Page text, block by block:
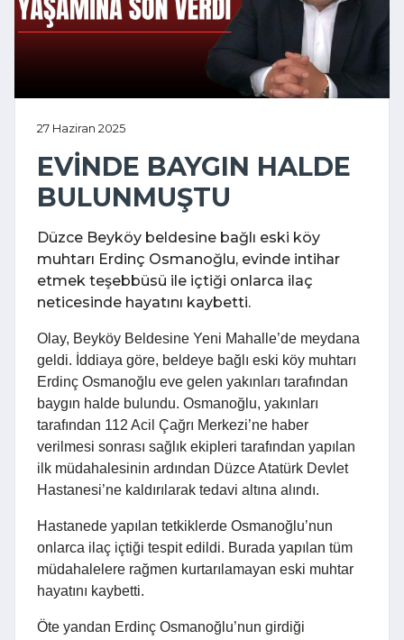
27 Haziran 2025
EVİNDE BAYGIN HALDE
BULUNMUŞTU
Düzce Beyköy beldesine bağlı eski köy
muhtarı Erdinç Osmanoğlu, evinde intihar
etmek teşebbüsü ile içtiği onlarca ilaç
neticesinde hayatını kaybetti.
Olay, Beyköy Beldesine Yeni Mahalle’de meydana
geldi. İddiaya göre, beldeye bağlı eski köy muhtarı
Erdinç Osmanoğlu eve gelen yakınları tarafından
baygın halde bulundu. Osmanoğlu, yakınları
tarafından 112 Acil Çağrı Merkezi’ne haber
verilmesi sonrası sağlık ekipleri tarafından yapılan
ilk müdahalesinin ardından Düzce Atatürk Devlet
Hastanesi’ne kaldırılarak tedavi altına alındı.
Hastanede yapılan tetkiklerde Osmanoğlu’nun
onlarca ilaç içtiği tespit edildi. Burada yapılan tüm
müdahalelere rağmen kurtarılamayan eski muhtar
hayatını kaybetti.
Öte yandan Erdinç Osmanoğlu’nun girdiği